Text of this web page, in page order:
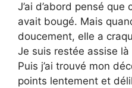
J’ai d’abord pensé que
avait bougé. Mais
doucement, elle a
Je suis restée assise
Puis j’ai trouvé mon
points lentement et